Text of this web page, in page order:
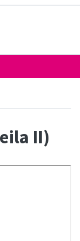
II)